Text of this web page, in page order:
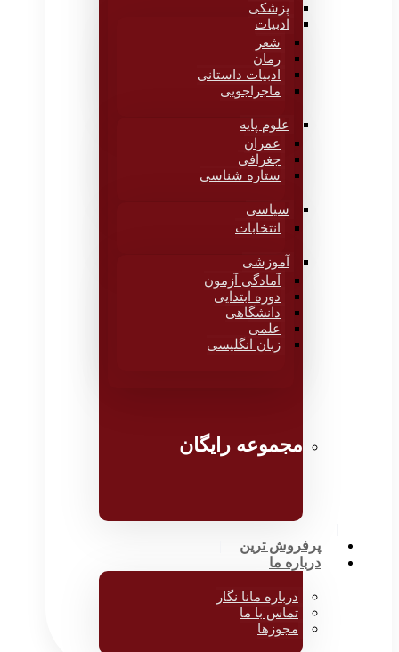
پزشکی
ادبیات
شعر
رمان
ادبیات داستانی
ماجراجویی
علوم پایه
عمران
جغرافی
ستاره شناسی
سیاسی
انتخابات
آموزشی
آمادگی آزمون
دوره ابتدایی
دانشگاهی
علمی
زبان انگلیسی
مجموعه رایگان
پرفروش ترین
درباره ما
درباره مانا نگار
تماس با ما
مجوزها